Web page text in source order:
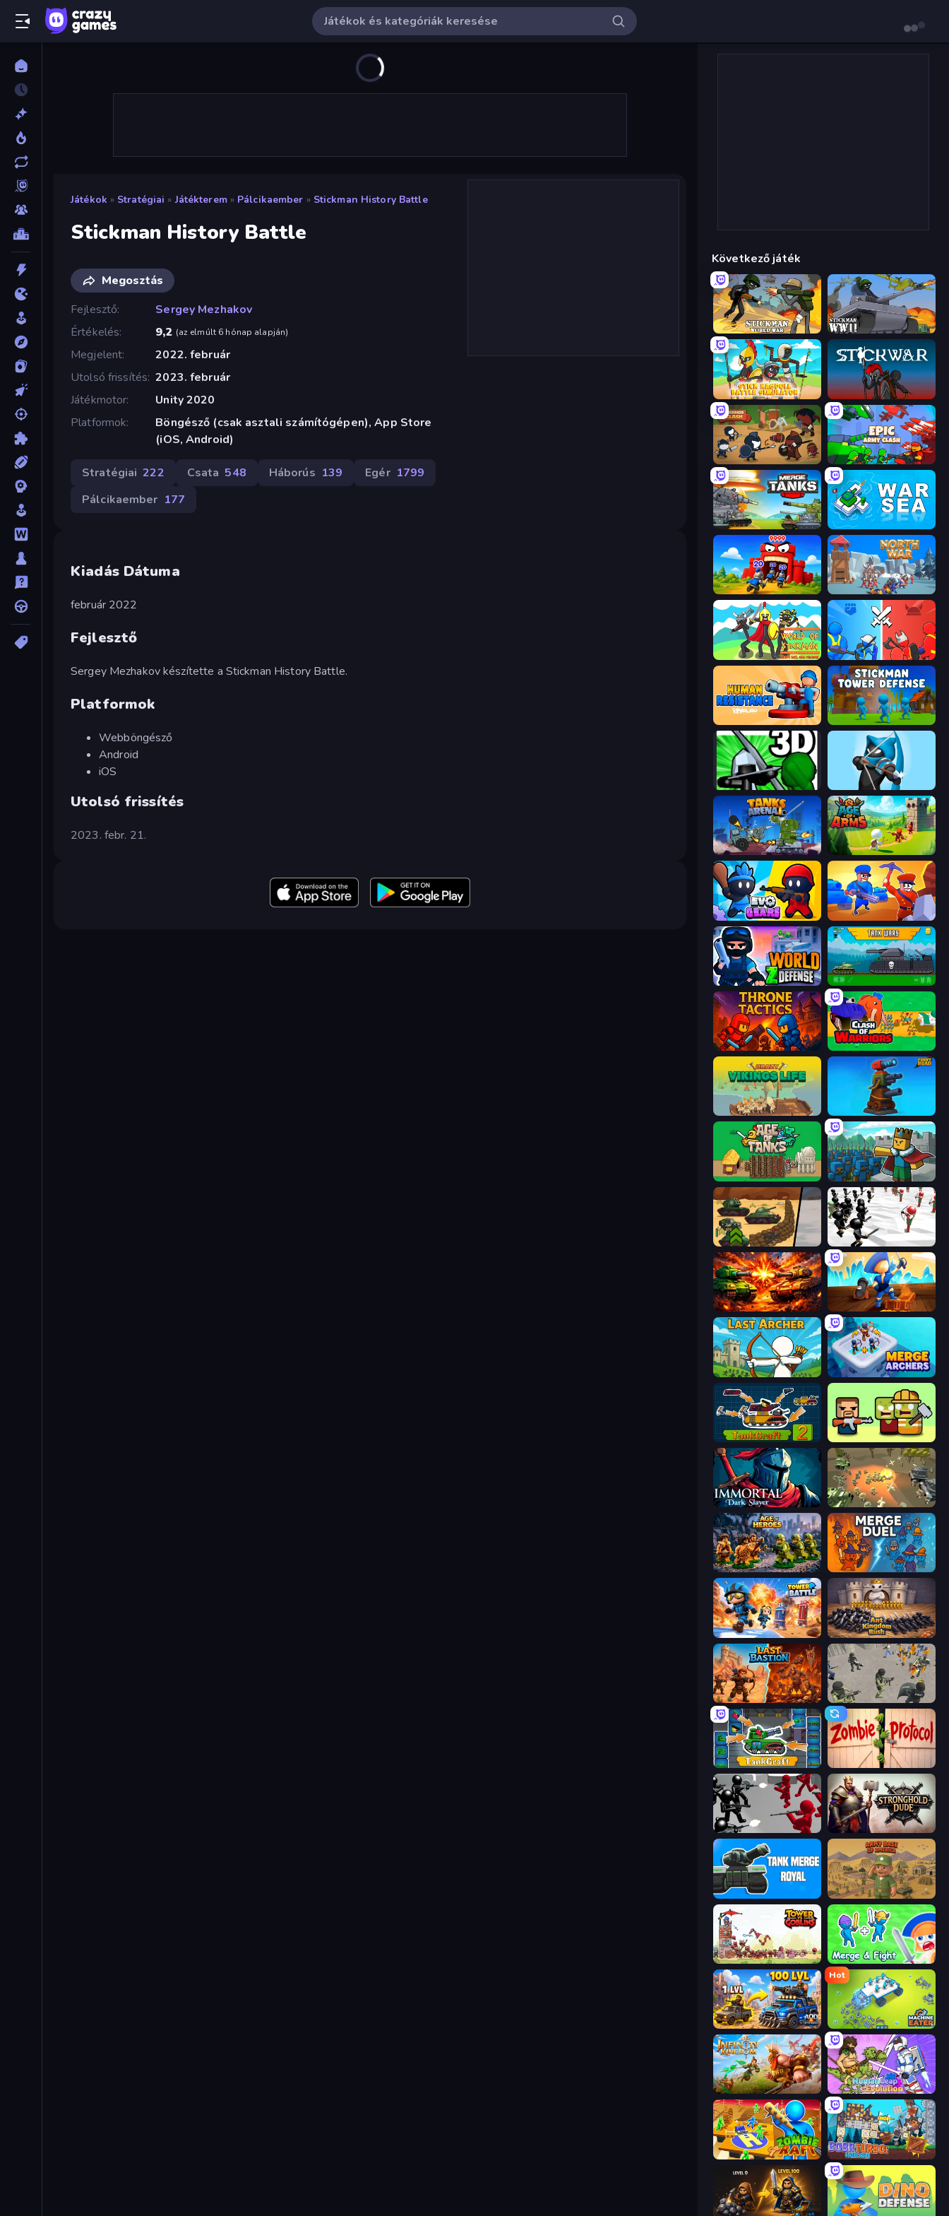
Játékok » Stratégiai » Játékterem » Pálcikaember » Stickman History Battle
Stickman History Battle
Megosztás
Fejlesztő
Sergey Mezhakov
Értékelés
9,2 (az elmúlt 6 hónap alapján)
Megjelent
2022. február
Utolsó frissítés 2023. február
Játékmotor
Unity 2020
Platformok
Böngésző (csak asztali számítógépen), App Store
(iOS, Android)
Stratégiai 222 Csata 548 Háborús 139 Egér 1799
Pálcikaember 177
Kiadás Dátuma
február 2022
Fejlesztő
Sergey Mezhakov készítette a Stickman History Battle.
Platformok
Webböngésző
Android
iOS
Utolsó frissítés
2023. febr. 21.
Következő játék
Stickman World War Stickman WW2
Stick Ragdoll Battle Simulator Stick War
Warrior Clash Epic Army Clash
Merge Master Tanks: Tank Wars War Sea
TimeWarriors North War
World of Stickman Classic RTS State Wars: Conquer Them All
Human Resistance
Stickman: Legacy of Zombie War
Tanks Arena io: Craft & Combat Age Of Arms
Evo Gears Craft and Battle
World Z Defense - Zombie Defense Tanks 2D: Tank Wars
Throne Tactics Clash of Warriors
Crazy Vikings Life Furry Road
Age of Tanks Warriors: TD War Cube Commander
Tank Battle: War Commander Stickman Simulator: Final Battle
War Machine Clash Captains Idle
Last Archer Merge Archers
TankCraft 2 Zombie Horde: Build & Survive
Immortal: Dark Slayer WW1 Battle Simulator
Age of Heroes MergeDuel.io
Tower Battle Ant Kingdom Rush
Last Bastion Battle Simulator: Prison & Police
TankCraft Zombie Protocol
Battle Simulator: Counter Stickman Stronghold Dude
Tank Merge Royal Army Base Of America
Tower vs Goblins Merge and Fight
AOD - Art Of Defense
Hot
Machine Eater
Infinity Kingdom Human Leap: Evolution
Zombie Raft Bobr Turbo: Craft Cars